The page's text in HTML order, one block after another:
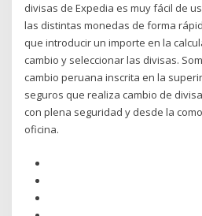
divisas de Expedia es muy fácil de
las distintas monedas de forma
que introducir un importe en la
cambio y seleccionar las divisas.
cambio peruana inscrita en la
seguros que realiza cambio de
con plena seguridad y desde la
oficina.